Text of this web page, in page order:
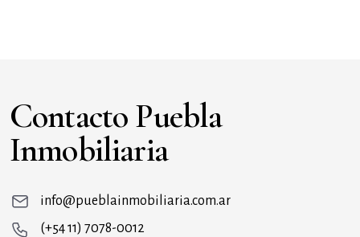
Contacto Puebla
Inmobiliaria
info@pueblainmobiliaria.com.ar
(+54 11) 7078-0012